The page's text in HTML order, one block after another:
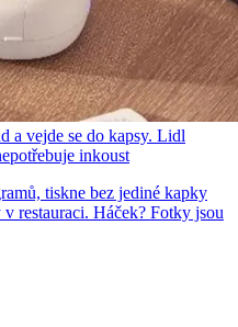
a vejde se do kapsy. Lidl
inkoust
tiskne bez jediné kapky
restauraci. Háček? Fotky jsou